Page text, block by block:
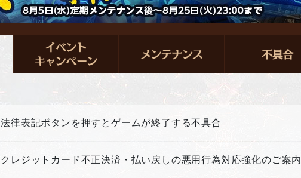
法律表記ボタンを押すとゲームが終了する不具合
クレジットカード不正決済・払い戻しの悪用行為対応強化のご案内